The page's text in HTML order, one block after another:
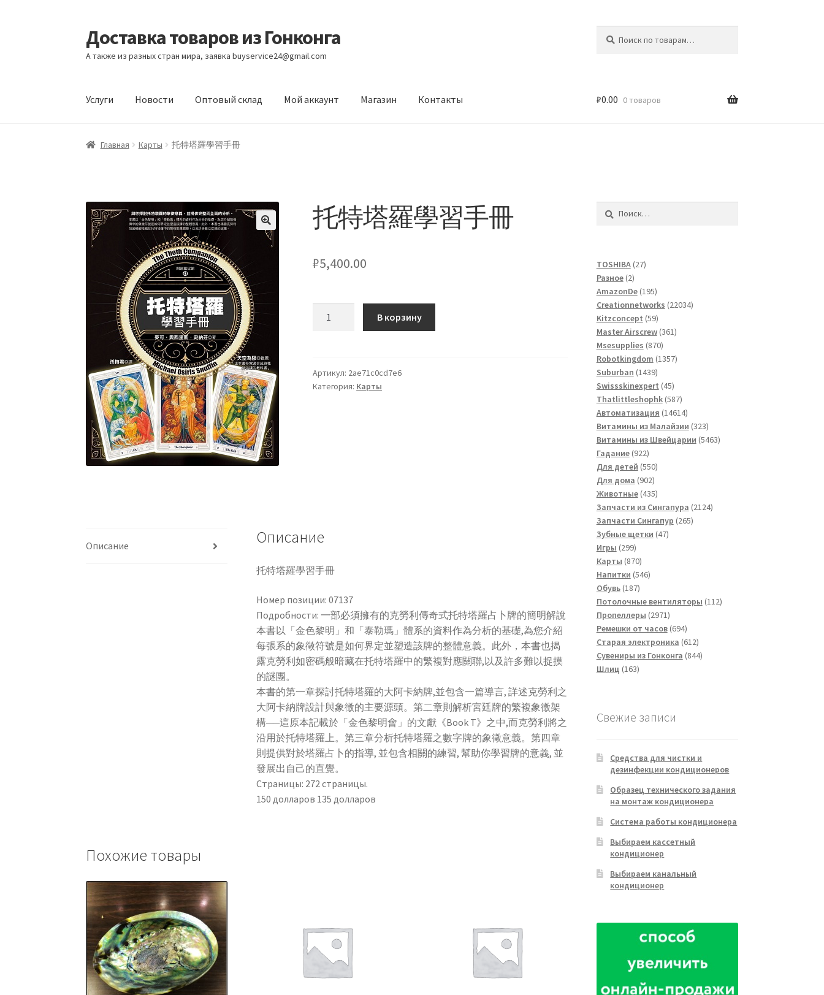
Перейти
к
навигации
Перейти
к
содержимому
Доставка товаров из Гонконга
А также из разных стран мира, заявка buyservice24@gmail.com
Услуги Новости Оптовый склад Мой аккаунт Магазин Контакты
Главная Контакты Корзина Мой аккаунт
₽0.00 0 товаров
Главная Карты 托特塔羅學習手冊
托特塔羅學習手冊
₽5,400.00
塔
羅
В корзину
Артикул: 2ae71c0cd7e6
Категория: Карты
Описание Описание
托特塔羅學習手冊
Номер позиции: 07137
Подробности: 一部必須擁有的克勞利傳奇式托特塔羅占卜牌的簡明解說
本書以「金色黎明」和「泰勒瑪」體系的資料作為分析的基礎,為您介紹
每張系的象徵符號是如何界定並塑造該牌的整體意義。此外，本書也揭
露克勞利如密碼般暗藏在托特塔羅中的繁複對應關聯,以及許多難以捉摸
的謎團。
本書的第一章探討托特塔羅的大阿卡納牌,並包含一篇導言, 詳述克勞利之
大阿卡納牌設計與象徵的主要源頭。第二章則解析宮廷牌的繁複象徵架
構──這原本記載於「金色黎明會」的文獻《Book T》之中,而克勞利將之
沿用於托特塔羅上。第三章分析托特塔羅之數字牌的象徵意義。第四章
則提供對於塔羅占卜的指導, 並包含相關的練習, 幫助你學習牌的意義, 並
發展出自己的直覺。
Страницы: 272 страницы.
150 долларов 135 долларов
Похожие товары
Найти:
TOSHIBA 2727
Разное 22
товара
AmazonDe 195195
товаров
Creationnetworks 2203422034
Kitzconcept 5959
товаров
Master Airscrew 361361
Msesupplies 870870
товаров
Robotkingdom 13571357
Suburban 14391439
товаров
Swissskinexpert 4545
товаров
Thatlittleshophk 587587
товаров
Автоматизация 1461414614
товаров
Витамины из Малайзии 323323
товара
Витамины из Швейцарии 54635463
Гадание 922922
товара
Для детей 550550
Для дома 902902
товара
Животные 435435
товаров
Запчасти из Сингапура 21242124
Запчасти Сингапур 265265
Зубные щетки 4747
Игры 299299
товаров
Карты 870870
товаров
Напитки 546546
Обувь 187187
товаров
Потолочные вентиляторы 112112
Пропеллеры 29712971
товар
Ремешки от часов 694694
товара
Старая электроника 612612
товаров
Сувениры из Гонконга 844844
Шлиц 163163
Свежие записи
Средства для чистки и
дезинфекции кондиционеров
Образец технического задания
на монтаж кондиционера
Система работы кондиционера
Выбираем кассетный
кондиционер
Выбираем канальный
кондиционер